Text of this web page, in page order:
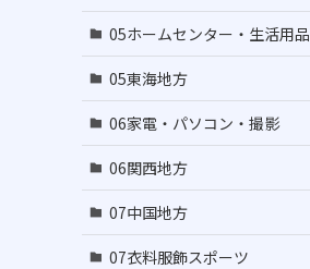
05ホームセンター・生活用品
05東海地方
06家電・パソコン・撮影
06関西地方
07中国地方
07衣料服飾スポーツ